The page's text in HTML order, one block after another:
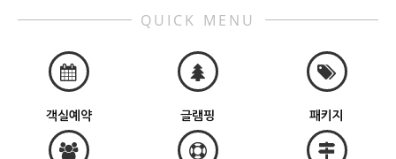
QUICK MENU
객실예약 글램핑 패키지